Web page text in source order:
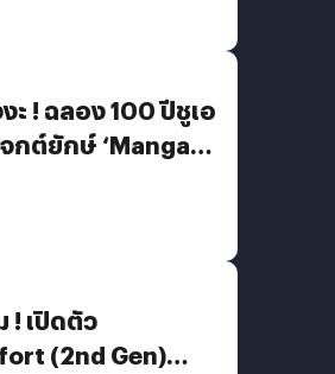
ะ ! ฉลอง 100 ปีชูเอ
กต์ยักษ์ ‘Manga
! เปิดตัว
(2nd Gen)